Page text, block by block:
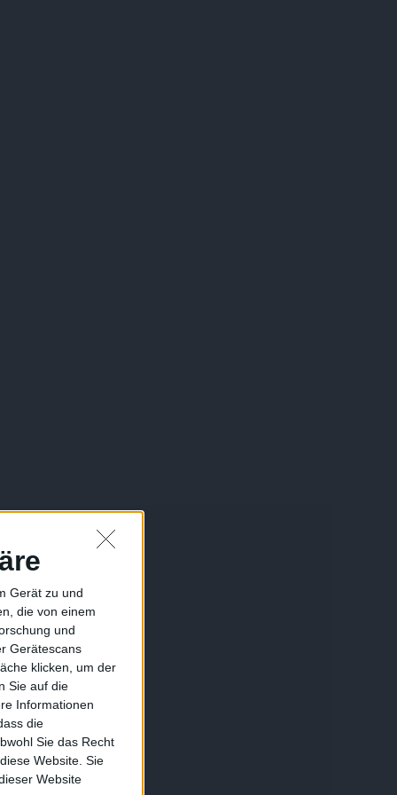
Gerät zu und
die von einem
und
Gerätescans
klicken, um der
Sie auf die
Informationen
die
Sie das Recht
Website. Sie
Website